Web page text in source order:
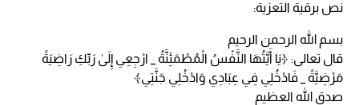
نص برقية التعزية:
بسم الله الرحمن الرحيم
قال تعالى: ﴿يَا أَيَّتُهَا النَّفْسُ الْمُطْمَئِنَّةُ _ ارْجِعِي إِلَىٰ رَبِّكِ رَاضِيَةً
مَرْضِيَّةً _ فَادْخُلِي فِي عِبَادِي وَادْخُلِي جَنَّتِي﴾
صدق الله العظيم